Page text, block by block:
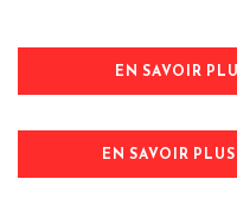
EN SAVOIR
EN SAVOIR